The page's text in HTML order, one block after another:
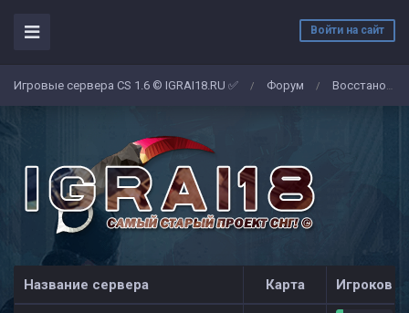
Войти на сайт
Игровые сервера CS 1.6 © IGRAI18.RU ✅ / Форум / Восстановление ранга на сервере CSDM Пушки + Лазеры | IGRAI18.RU
Название сервера Карта Игроков